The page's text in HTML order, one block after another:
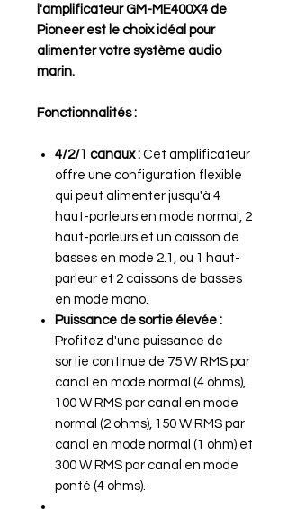
l'amplificateur GM-ME400X4 de
Pioneer est le choix idéal pour
alimenter votre système audio
marin.
Fonctionnalités :
4/2/1 canaux : Cet amplificateur
offre une configuration flexible
qui peut alimenter jusqu'à 4
haut-parleurs en mode normal, 2
haut-parleurs et un caisson de
basses en mode 2.1, ou 1 haut-
parleur et 2 caissons de basses
en mode mono.
Puissance de sortie élevée :
Profitez d'une puissance de
sortie continue de 75 W RMS par
canal en mode normal (4 ohms),
100 W RMS par canal en mode
normal (2 ohms), 150 W RMS par
canal en mode normal (1 ohm) et
300 W RMS par canal en mode
ponté (4 ohms).